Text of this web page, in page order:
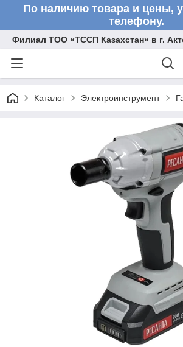
По наличию товара и цены,
телефону.
Филиал ТОО «ТССП Казахстан» в г.
Каталог Электроинструмент